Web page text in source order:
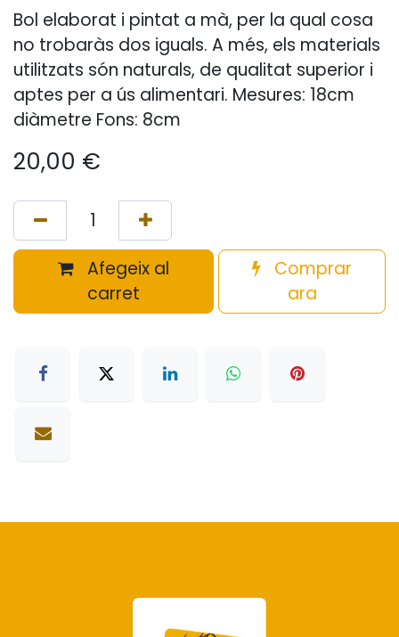
Bol elaborat i pintat a mà, per la qual cosa
no trobaràs dos iguals. A més, els materials
utilitzats són naturals, de qualitat superior i
aptes per a ús alimentari. Mesures: 18cm
diàmetre Fons: 8cm
20,00 €
Afegeix al
carret
Comprar
ara